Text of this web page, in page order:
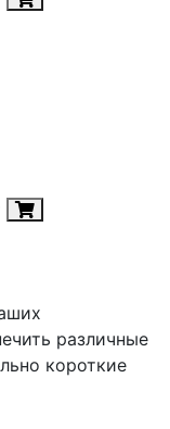
различные
короткие